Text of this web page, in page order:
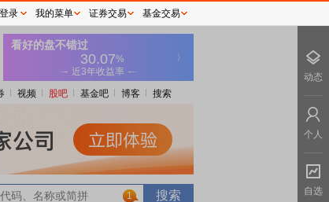
视频 股吧 基金吧 博客 搜索
1
1
登录 我的菜单 证券交易 基金交易
动态
个人
自选